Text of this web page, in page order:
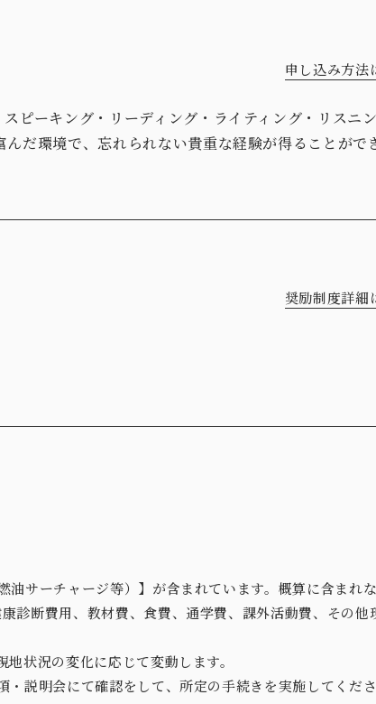
申し込み方
ピーキング・リーディング・ライティング・リスニ
だ環境で、忘れられない貴重な経験が得ることがで
奨励制度詳
サーチャージ等）】が含まれています。概算に含まれ
断費用、教材費、食費、通学費、課外活動費、その他
状況の変化に応じて変動します。
説明会にて確認をして、所定の手続きを実施してくださ